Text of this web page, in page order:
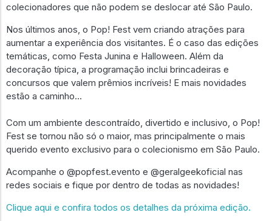
colecionadores que não podem se deslocar até São Paulo.
Nos últimos anos, o Pop! Fest vem criando atrações para
aumentar a experiência dos visitantes. É o caso das edições
temáticas, como Festa Junina e Halloween. Além da
decoração típica, a programação inclui brincadeiras e
concursos que valem prêmios incríveis! E mais novidades
estão a caminho...
Com um ambiente descontraído, divertido e inclusivo, o Pop!
Fest se tornou não só o maior, mas principalmente o mais
querido evento exclusivo para o colecionismo em São Paulo.
Acompanhe o @popfest.evento e @geralgeekoficial nas
redes sociais e fique por dentro de todas as novidades!
Clique aqui e confira todos os detalhes da próxima edição.